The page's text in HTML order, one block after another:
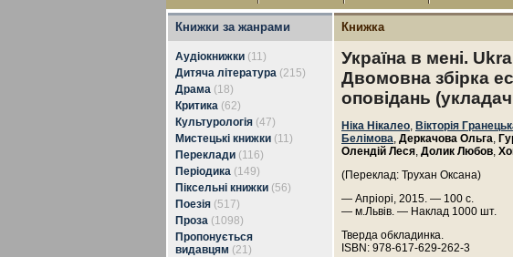
Книжки за жанрами
Аудіокнижки (11)
Дитяча література (215)
Драма (18)
Критика (62)
Культурологія (47)
Мистецькі книжки (11)
Переклади (116)
Періодика (149)
Піксельні книжки (56)
Поезія (517)
Проза (1098)
Пропонується
видавцям (21)
Книжка
Україна в мені.
Двомовна збірка
оповідань
Ніка Нікалео, Вікторія
Белімова, Деркачова Ольга,
Олендій Леся, Долик Любов,
(Переклад: Трухан Оксана)
— Апріорі, 2015. — 100 с.
— м.Львів. — Наклад 1000 шт.
Тверда обкладинка.
ISBN: 978-617-629-262-3